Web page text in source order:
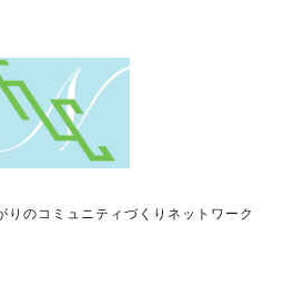
りのコミュニティづくりネットワーク